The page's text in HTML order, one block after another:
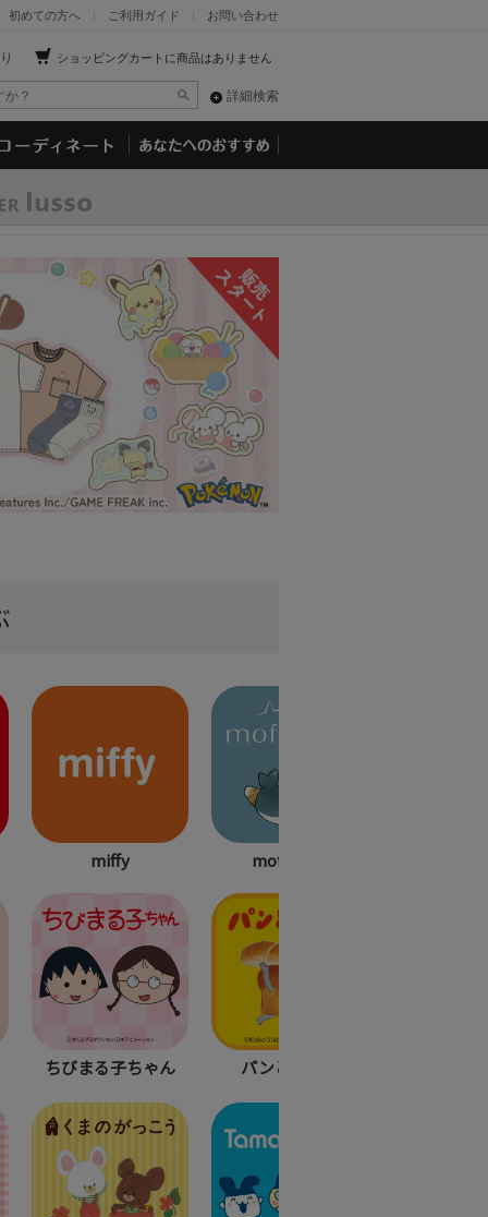
お問い合わせ
ご利用ガイド
初めての方へ
ショッピングカートに商品はありません
詳細検索
miffy
ちびまる子ちゃん
mofusand
パンどろぼう